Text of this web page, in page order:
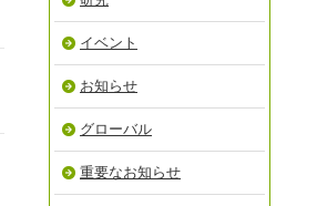
イベント
お知らせ
グローバル
重要なお知らせ